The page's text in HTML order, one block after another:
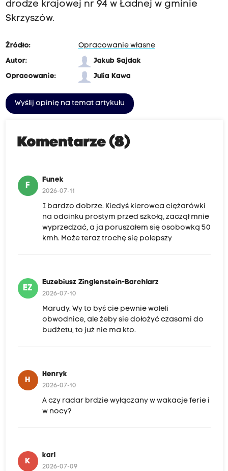
drodze krajowej nr 94 w Ładnej w gminie
Skrzyszów.
Źródło:
Opracowanie własne
Autor:
Jakub Sajdak
Opracowanie:
Julia Kawa
Wyślij opinię na temat artykułu
Komentarze (8)
F
Funek
2026-07-11
I bardzo dobrze. Kiedyś kierowca ciężarówki
na odcinku prostym przed szkołą, zaczął mnie
wyprzedzać, a ja poruszałem się osobowką 50
kmh. Może teraz trochę się polepszy
EZ
Euzebiusz Zinglenstein-Barchlarz
2026-07-10
Marudy. Wy to byś cie pewnie woleli
obwodnice, ale żeby sie dołożyć czasami do
budżetu, to już nie ma kto.
H
Henryk
2026-07-10
A czy radar brdzie wyłączany w wakacje ferie i
w nocy?
K
karl
2026-07-09